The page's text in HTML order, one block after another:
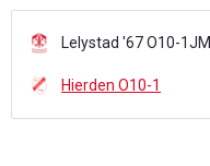
Lelystad '67 O10-1JM
Hierden O10-1